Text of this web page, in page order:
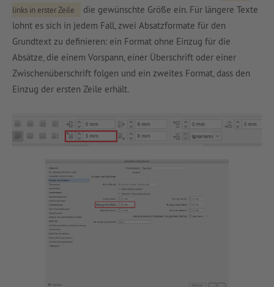
links in erster Zeile
die gewünschte Größe ein. Für längere Texte
lohnt es sich in jedem Fall, zwei Absatzformate für den
Grundtext zu definieren: ein Format ohne Einzug für die
Absätze, die einem Vorspann, einer Überschrift oder einer
Zwischenüberschrift folgen und ein zweites Format, dass den
Einzug der ersten Zeile erhält.